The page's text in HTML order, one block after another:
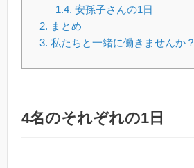
1.4. 安孫子さんの1日
2. まとめ
3. 私たちと一緒に働きませんか？
4名のそれぞれの1日